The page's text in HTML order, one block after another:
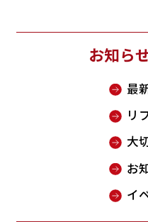
お知ら
最
リ
大
お
イ